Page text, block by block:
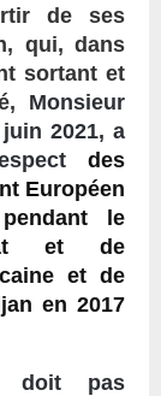
de ses
qui, dans
sortant et
Monsieur
2021, a
des
Européen
le
et de
et de
en 2017
doit pas